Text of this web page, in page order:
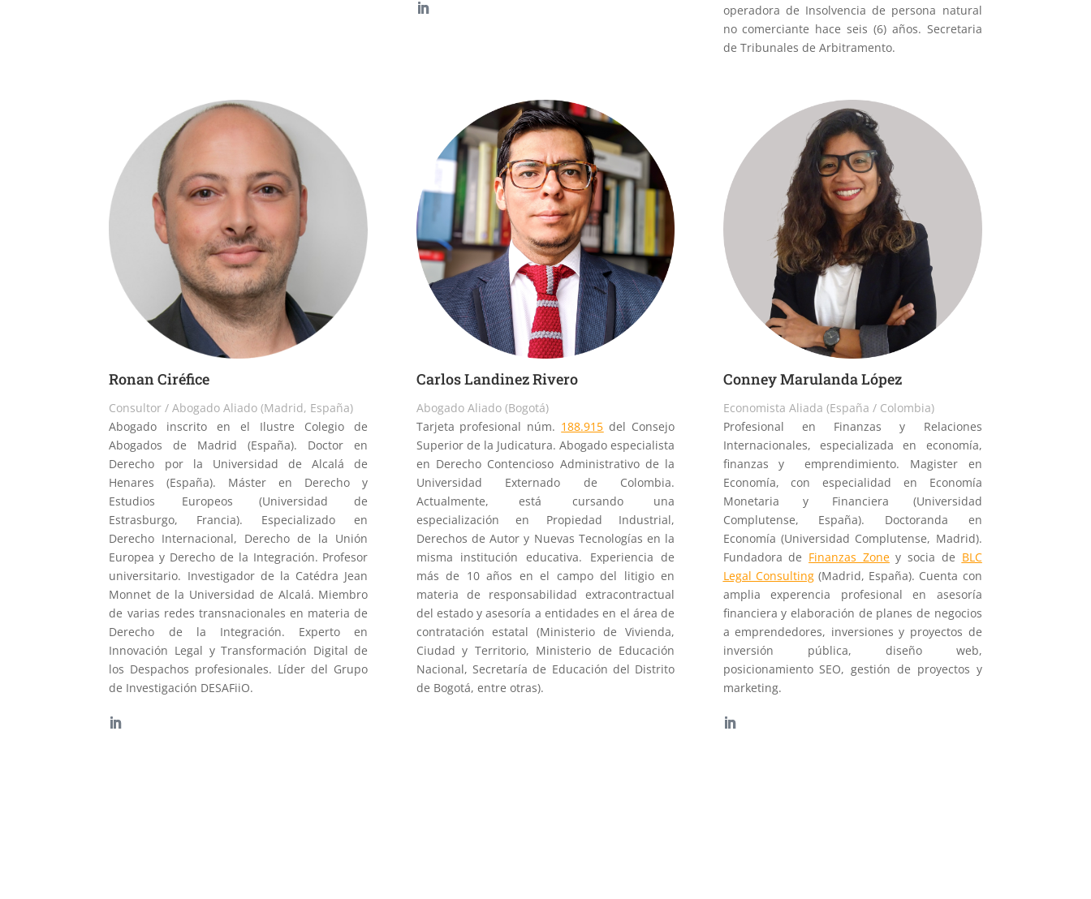
operadora de Insolvencia de persona natural
no comerciante hace seis (6) años. Secretaria
de Tribunales de Arbitramento.
Ronan Ciréfice
Consultor / Abogado Aliado (Madrid, España)
Abogado inscrito en el Ilustre Colegio de
Abogados de Madrid (España). Doctor en
Derecho por la Universidad de Alcalá de
Henares (España). Máster en Derecho y
Estudios Europeos (Universidad de
Estrasburgo, Francia). Especializado en
Derecho Internacional, Derecho de la Unión
Europea y Derecho de la Integración. Profesor
universitario. Investigador de la Catédra Jean
Monnet de la Universidad de Alcalá. Miembro
de varias redes transnacionales en materia de
Derecho de la Integración. Experto en
Innovación Legal y Transformación Digital de
los Despachos profesionales. Líder del Grupo
de Investigación DESAFiiO.
Carlos Landinez Rivero
Abogado Aliado (Bogotá)
Tarjeta profesional núm. 188.915 del Consejo
Superior de la Judicatura. Abogado especialista
en Derecho Contencioso Administrativo de la
Universidad Externado de Colombia.
Actualmente, está cursando una
especialización en Propiedad Industrial,
Derechos de Autor y Nuevas Tecnologías en la
misma institución educativa. Experiencia de
más de 10 años en el campo del litigio en
materia de responsabilidad extracontractual
del estado y asesoría a entidades en el área de
contratación estatal (Ministerio de Vivienda,
Ciudad y Territorio, Ministerio de Educación
Nacional, Secretaría de Educación del Distrito
de Bogotá, entre otras).
Conney Marulanda López
Economista Aliada (España / Colombia)
Profesional en Finanzas y Relaciones
Internacionales, especializada en economía,
finanzas y emprendimiento. Magister en
Economía, con especialidad en Economía
Monetaria y Financiera (Universidad
Complutense, España). Doctoranda en
Economía (Universidad Complutense, Madrid).
Fundadora de Finanzas Zoney socia de BLC
Legal Consulting(Madrid, España). Cuenta con
amplia experencia profesional en asesoría
financiera y elaboración de planes de negocios
a emprendedores, inversiones y proyectos de
inversión pública, diseño web,
posicionamiento SEO, gestión de proyectos y
marketing.